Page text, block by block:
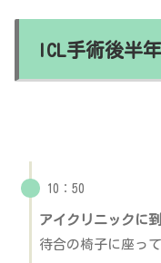
ICL手術後半
10：50
アイクリニックに
待合の椅子に座っ